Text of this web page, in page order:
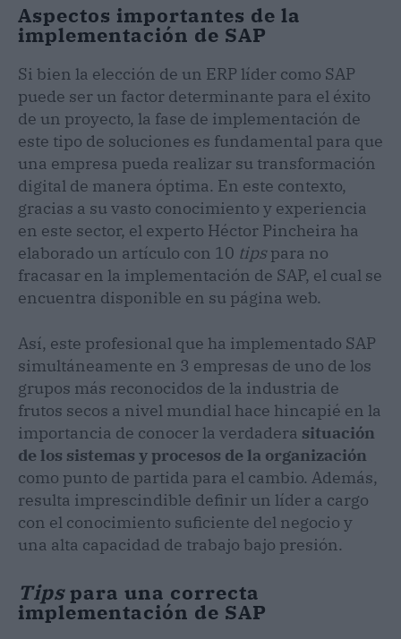
Aspectos importantes de la
implementación de SAP
Si bien la elección de un ERP líder como SAP
puede ser un factor determinante para el éxito
de un proyecto, la fase de implementación de
este tipo de soluciones es fundamental para que
una empresa pueda realizar su transformación
digital de manera óptima. En este contexto,
gracias a su vasto conocimiento y experiencia
en este sector, el experto Héctor Pincheira ha
elaborado un artículo con 10 tipspara no
fracasar en la implementación de SAP, el cual se
encuentra disponible en su página web.
Así, este profesional que ha implementado SAP
simultáneamente en 3 empresas de uno de los
grupos más reconocidos de la industria de
frutos secos a nivel mundial hace hincapié en la
importancia de conocer la verdadera situación
de los sistemas y procesos de la organización
como punto de partida para el cambio. Además,
resulta imprescindible definir un líder a cargo
con el conocimiento suficiente del negocio y
una alta capacidad de trabajo bajo presión.
Tipspara una correcta
implementación de SAP